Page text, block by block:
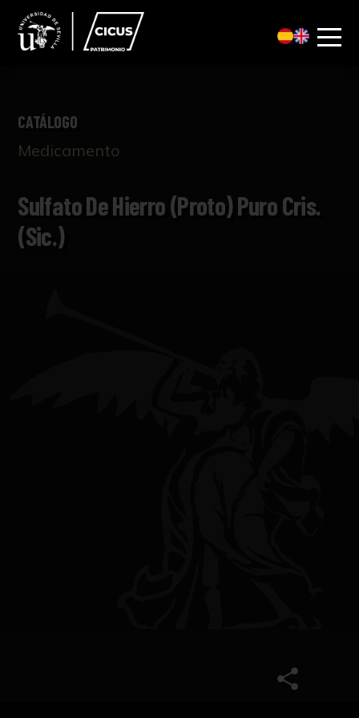
CATÁLOGO
Medicamento
Sulfato De Hierro (proto) Puro Cris.
(sic.)